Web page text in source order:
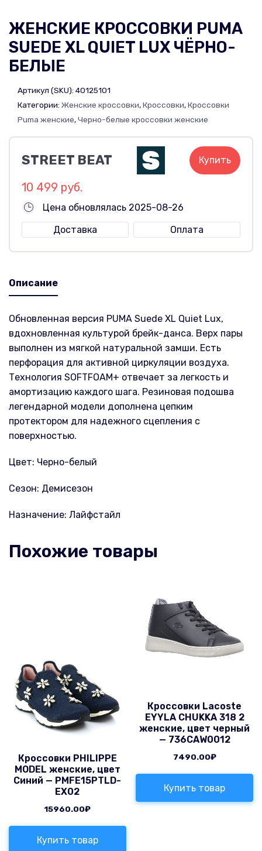
ЖЕНСКИЕ КРОССОВКИ PUMA
SUEDE XL QUIET LUX ЧЁРНО-
БЕЛЫЕ
Артикул (SKU): 40125101
Категории: Женские кроссовки,Кроссовки,Кроссовки
Puma женские,Черно-белые кроссовки женские
STREET BEAT Купить
10 499 руб.
Цена обновлялась 2025-08-26
Доставка
Оплата
Описание
Обновленная версия PUMA Suede XL Quiet Lux,
вдохновленная культурой брейк-данса. Верх пары
выполнен из мягкой натуральной замши. Есть
перфорация для активной циркуляции воздуха.
Технология SOFTFOAM+ отвечает за легкость и
амортизацию каждого шага. Резиновая подошва
легендарной модели дополнена цепким
протектором для надежного сцепления с
поверхностью.
Цвет: Черно-белый
Сезон: Демисезон
Назначение: Лайфстайл
Похожие товары
Кроссовки PHILIPPE
MODEL женские, цвет
Синий — PMFE15PTLD-
EX02
15960.00₽
Купить товар
Кроссовки Lacoste
EYYLA CHUKKA 318 2
женские, цвет черный
— 736CAW0012
7490.00₽
Купить товар